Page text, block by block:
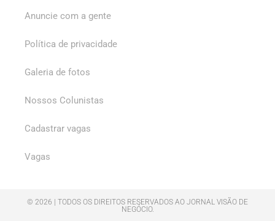
Anuncie com a gente
Política de privacidade
Galeria de fotos
Nossos Colunistas
Cadastrar vagas
Vagas
© 2026 | TODOS OS DIREITOS RESERVADOS AO JORNAL VISÃO DE
NEGÓCIO.